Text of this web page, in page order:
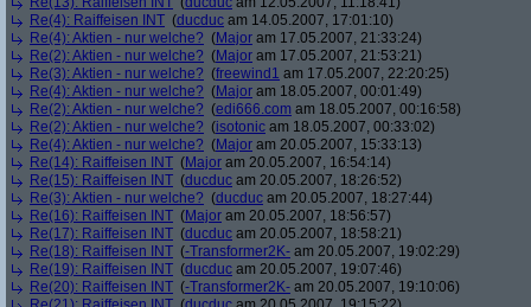
Re(4): Raiffeisen INT (ducduc am 14.05.2007, 17:01:10)
Re(4): Aktien - nur welche? (Major am 17.05.2007, 21:33:24)
Re(2): Aktien - nur welche? (Major am 17.05.2007, 21:53:21)
Re(3): Aktien - nur welche? (freewind1 am 17.05.2007, 22:20:25)
Re(4): Aktien - nur welche? (Major am 18.05.2007, 00:01:49)
Re(2): Aktien - nur welche? (edi666.com am 18.05.2007, 00:16:58)
Re(2): Aktien - nur welche? (isotonic am 18.05.2007, 00:33:02)
Re(4): Aktien - nur welche? (Major am 20.05.2007, 15:33:13)
Re(14): Raiffeisen INT (Major am 20.05.2007, 16:54:14)
Re(15): Raiffeisen INT (ducduc am 20.05.2007, 18:26:52)
Re(3): Aktien - nur welche? (ducduc am 20.05.2007, 18:27:44)
Re(16): Raiffeisen INT (Major am 20.05.2007, 18:56:57)
Re(17): Raiffeisen INT (ducduc am 20.05.2007, 18:58:21)
Re(18): Raiffeisen INT (-Transformer2K- am 20.05.2007, 19:02:29)
Re(19): Raiffeisen INT (ducduc am 20.05.2007, 19:07:46)
Re(20): Raiffeisen INT (-Transformer2K- am 20.05.2007, 19:10:06)